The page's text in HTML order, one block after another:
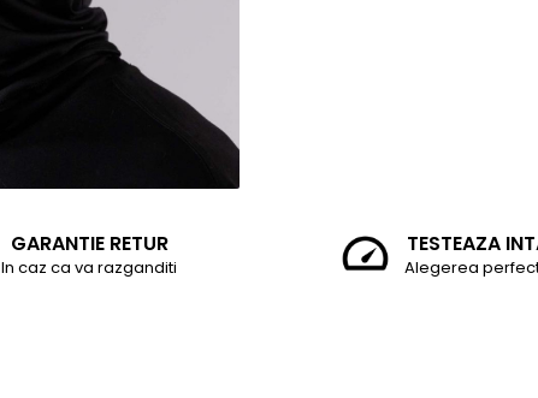
GARANTIE RETUR
In caz ca va razganditi
TESTEAZA
Alegerea